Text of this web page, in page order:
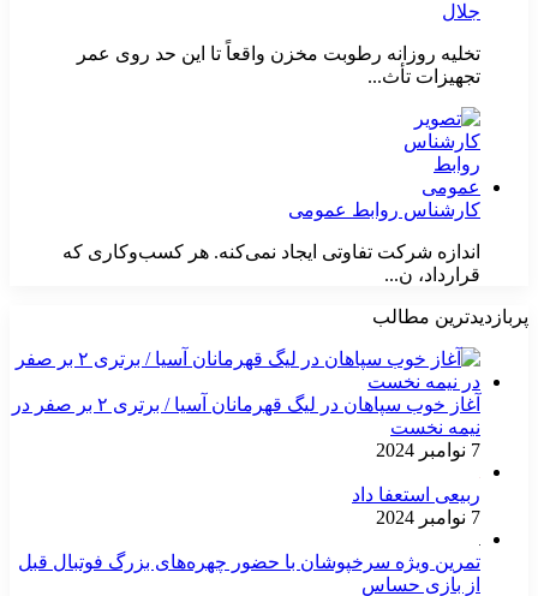
جلال
تخلیه روزانه رطوبت مخزن واقعاً تا این حد روی عمر
تجهیزات تأث...
کارشناس روابط عمومی
اندازه شرکت تفاوتی ایجاد نمی‌کنه. هر کسب‌وکاری که
قرارداد، ن...
پربازدیدترین مطالب
آغاز خوب سپاهان در لیگ قهرمانان آسیا / برتری ۲ بر صفر در
نیمه نخست
7 نوامبر 2024
ربیعی استعفا داد
7 نوامبر 2024
تمرین ویژه سرخپوشان با حضور چهره‌های بزرگ فوتبال قبل
از بازی حساس